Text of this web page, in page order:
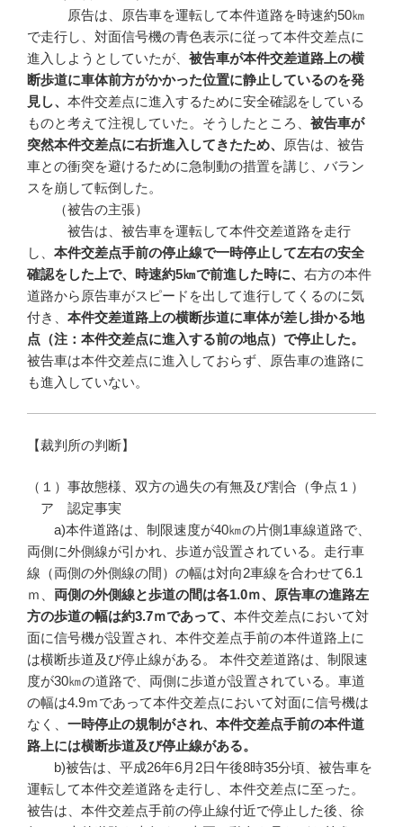
原告は、原告車を運転して本件道路を時速約50㎞
で走行し、対面信号機の青色表示に従って本件交差点に
進入しようとしていたが、 被告車が本件交差道路上の横
断歩道に車体前方がかかった位置に静止しているのを発
見し、 本件交差点に進入するために安全確認をしている
ものと考えて注視していた。そうしたところ、 被告車が
突然本件交差点に右折進入してきたため、
原告は、被告
車との衝突を避けるために急制動の措置を講じ、バラン
スを崩して転倒した。
（被告の主張）
被告は、被告車を運転して本件交差道路を走行
し、 本件交差点手前の停止線で一時停止して左右の安全
確認をした上で、時速約5㎞で前進した時に、 右方の本件
道路から原告車がスピードを出して進行してくるのに気
付き、 本件交差道路上の横断歩道に車体が差し掛かる地
点（注：本件交差点に進入する前の地点）で停止した。
被告車は本件交差点に進入しておらず、原告車の進路に
も進入していない。
【裁判所の判断】
（１）事故態様、双方の過失の有無及び割合（争点１）
ア 認定事実
a)本件道路は、制限速度が40㎞の片側1車線道路で、
両側に外側線が引かれ、歩道が設置されている。走行車
線（両側の外側線の間）の幅は対向2車線を合わせて6.1
ｍ、 両側の外側線と歩道の間は各1.0ｍ、原告車の進路左
方の歩道の幅は約3.7ｍであって、 本件交差点において対
面に信号機が設置され、本件交差点手前の本件道路上に
は横断歩道及び停止線がある。 本件交差道路は、制限速
度が30㎞の道路で、両側に歩道が設置されている。車道
の幅は4.9ｍであって本件交差点において対面に信号機は
なく、 一時停止の規制がされ、本件交差点手前の本件道
路上には横断歩道及び停止線がある。
b)被告は、平成26年6月2日午後8時35分頃、被告車を
運転して本件交差道路を走行し、本件交差点に至った。
被告は、本件交差点手前の停止線付近で停止した後、徐